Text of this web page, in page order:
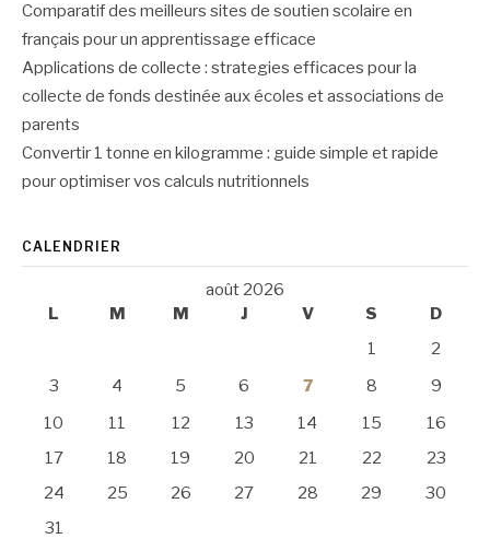
Comparatif des meilleurs sites de soutien scolaire en
français pour un apprentissage efficace
Applications de collecte : strategies efficaces pour la
collecte de fonds destinée aux écoles et associations de
parents
Convertir 1 tonne en kilogramme : guide simple et rapide
pour optimiser vos calculs nutritionnels
CALENDRIER
août 2026
L
M M J V S
D
1
2
3
4 5 6 7 8
9
10
11 12 13 14 15
16
17
18 19 20 21 22
23
24
25 26 27 28 29
30
31